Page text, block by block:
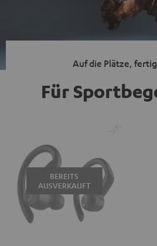
Auf die Plätze,
Für
BEREITS
AUSVERKAUFT